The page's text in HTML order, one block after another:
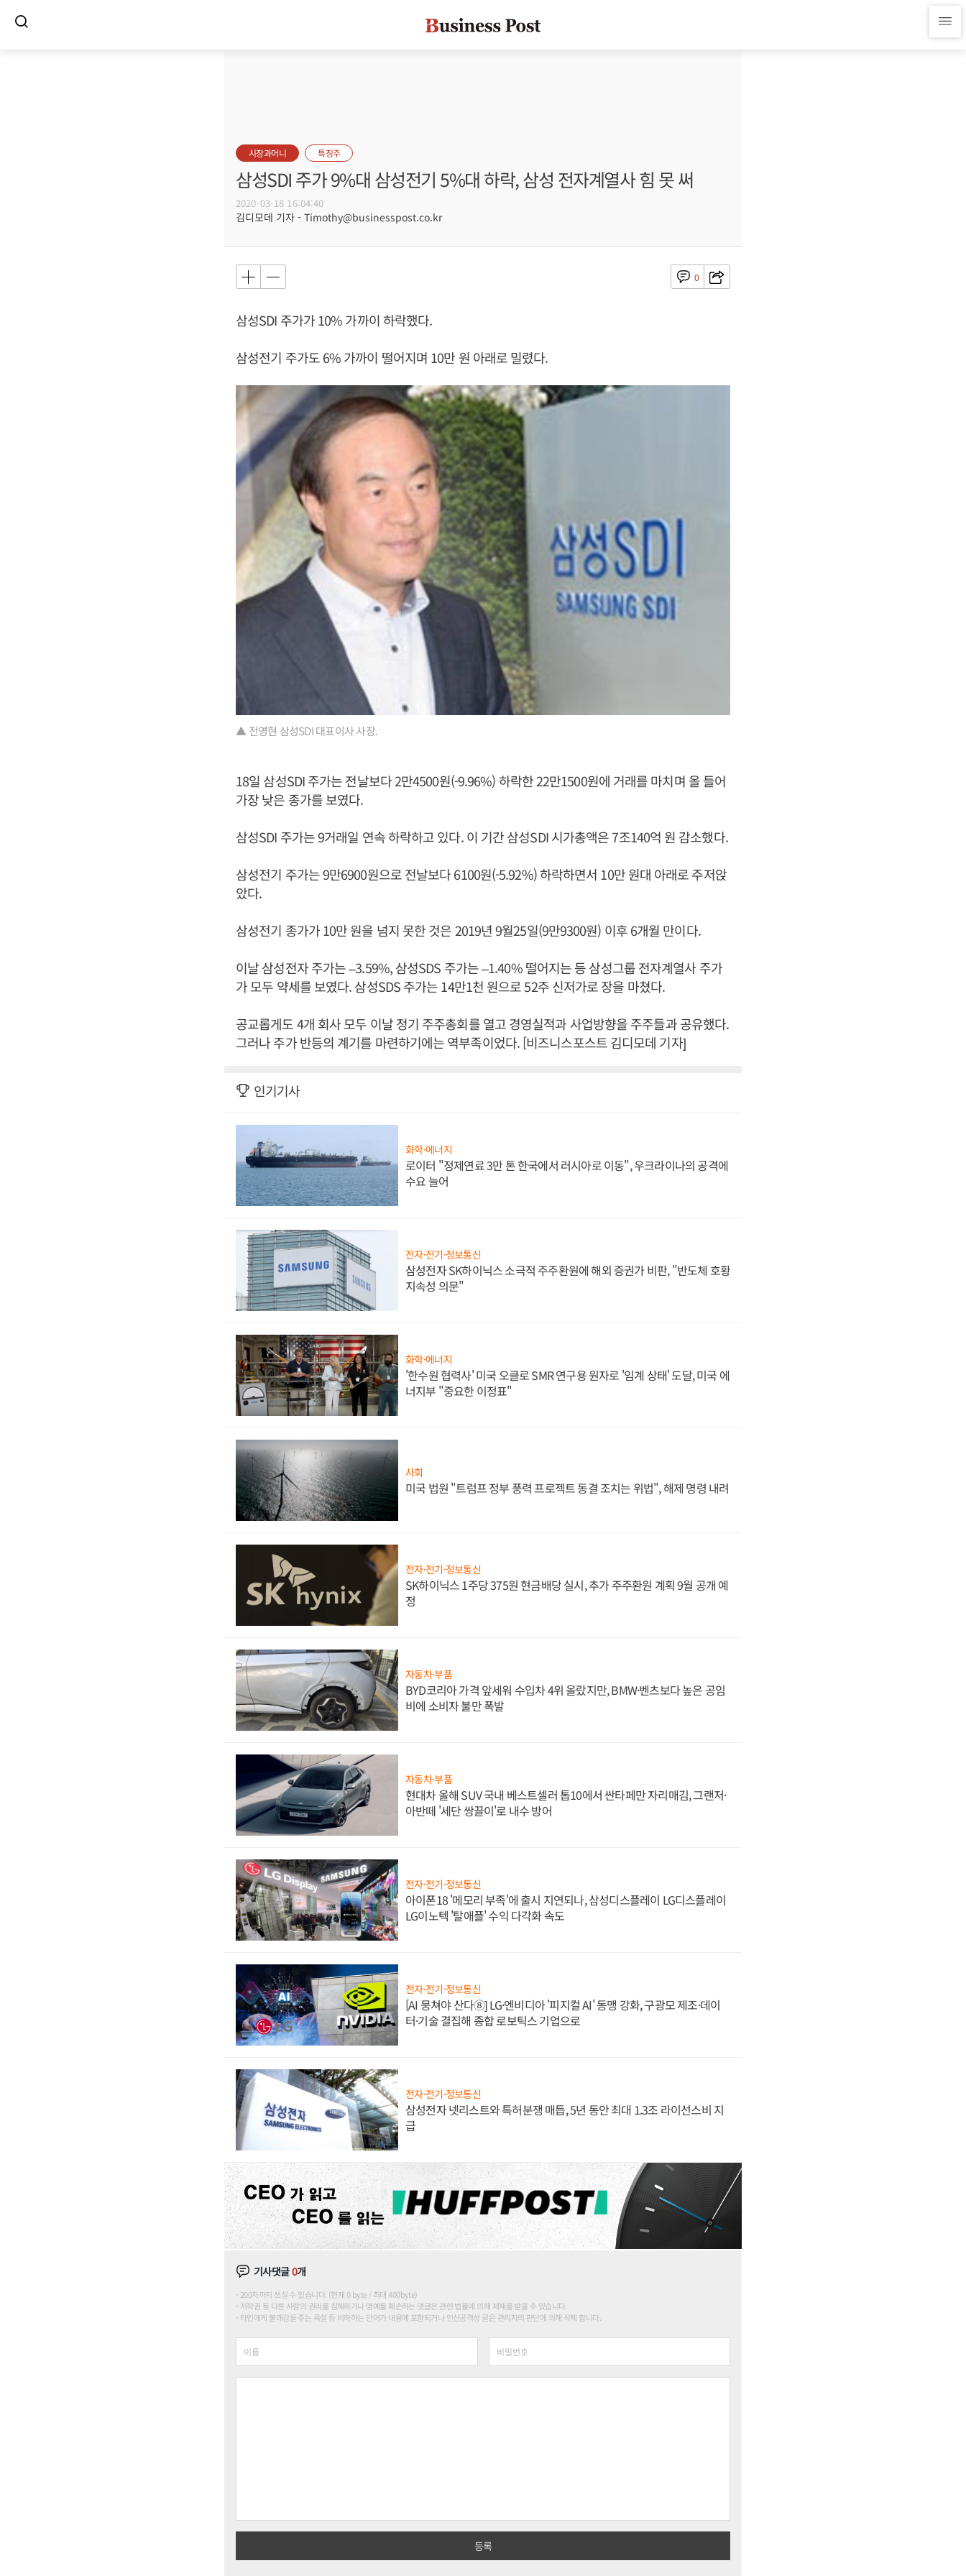
시장과머니 특징주
삼성SDI 주가 9%대 삼성전기 5%대 하락, 삼성 전자계열사 힘 못 써
2020-03-18 16:04:40
김디모데 기자 - Timothy@businesspost.co.kr
0
삼성SDI 주가가 10% 가까이 하락했다.
삼성전기 주가도 6% 가까이 떨어지며 10만 원 아래로 밀렸다.
▲ 전영현 삼성SDI 대표이사 사장.
18일 삼성SDI 주가는 전날보다 2만4500원(-9.96%) 하락한 22만1500원에 거래를 마치며 올 들어
가장 낮은 종가를 보였다.
삼성SDI 주가는 9거래일 연속 하락하고 있다. 이 기간 삼성SDI 시가총액은 7조140억 원 감소했다.
삼성전기 주가는 9만6900원으로 전날보다 6100원(-5.92%) 하락하면서 10만 원대 아래로 주저앉
았다.
삼성전기 종가가 10만 원을 넘지 못한 것은 2019년 9월25일(9만9300원) 이후 6개월 만이다.
이날 삼성전자 주가는 –3.59%, 삼성SDS 주가는 –1.40% 떨어지는 등 삼성그룹 전자계열사 주가
가 모두 약세를 보였다. 삼성SDS 주가는 14만1천 원으로 52주 신저가로 장을 마쳤다.
공교롭게도 4개 회사 모두 이날 정기 주주총회를 열고 경영실적과 사업방향을 주주들과 공유했다.
그러나 주가 반등의 계기를 마련하기에는 역부족이었다. [비즈니스포스트 김디모데 기자]
인기기사
화학·에너지
로이터 "정제연료 3만 톤 한국에서 러시아로 이동", 우크라이나의 공격에
수요 늘어
전자·전기·정보통신
삼성전자 SK하이닉스 소극적 주주환원에 해외 증권가 비판, "반도체 호황
지속성 의문"
화학·에너지
'한수원 협력사' 미국 오클로 SMR 연구용 원자로 '임계 상태' 도달, 미국 에
너지부 "중요한 이정표"
사회
미국 법원 "트럼프 정부 풍력 프로젝트 동결 조치는 위법", 해제 명령 내려
전자·전기·정보통신
SK하이닉스 1주당 375원 현금배당 실시, 추가 주주환원 계획 9월 공개 예
정
자동차·부품
BYD코리아 가격 앞세워 수입차 4위 올랐지만, BMW·벤츠보다 높은 공임
비에 소비자 불만 폭발
자동차·부품
현대차 올해 SUV 국내 베스트셀러 톱10에서 싼타페만 자리매김, 그랜저·
아반떼 '세단 쌍끌이'로 내수 방어
전자·전기·정보통신
아이폰18 '메모리 부족'에 출시 지연되나, 삼성디스플레이 LG디스플레이
LG이노텍 '탈애플' 수익 다각화 속도
전자·전기·정보통신
[AI 뭉쳐야 산다⑧] LG·엔비디아 '피지컬 AI' 동맹 강화, 구광모 제조·데이
터·기술 결집해 종합 로보틱스 기업으로
전자·전기·정보통신
삼성전자 넷리스트와 특허분쟁 매듭, 5년 동안 최대 1.3조 라이선스비 지
급
기사댓글0개
200자까지 쓰실 수 있습니다. (현재 0 byte / 최대 400byte)
저작권 등 다른 사람의 권리를 침해하거나 명예를 훼손하는 댓글은 관련 법률에 의해 제재를 받을 수 있습니다.
타인에게 불쾌감을 주는 욕설 등 비하하는 단어가 내용에 포함되거나 인신공격성 글은 관리자의 판단에 의해 삭제 합니다.